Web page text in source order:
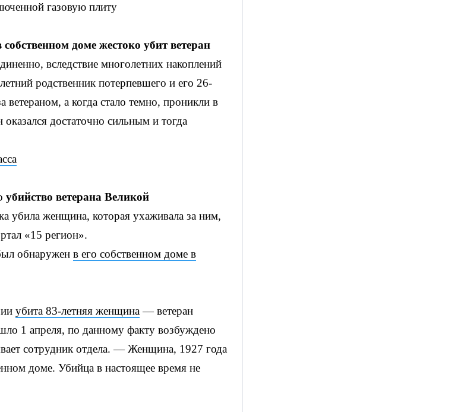
газовую плиту
доме жестоко убит ветеран
вследствие многолетних накоплений
родственник потерпевшего и его 26-
ветераном, а когда стало темно, проникли в
достаточно сильным и тогда
убийство ветерана Великой
убила женщина, которая ухаживала за ним,
«15 регион».
обнаружен в его собственном доме в
убита 83-летняя женщина— ветеран
1 апреля, по данному факту возбуждено
сотрудник отдела. — Женщина, 1927 года
доме. Убийца в настоящее время не